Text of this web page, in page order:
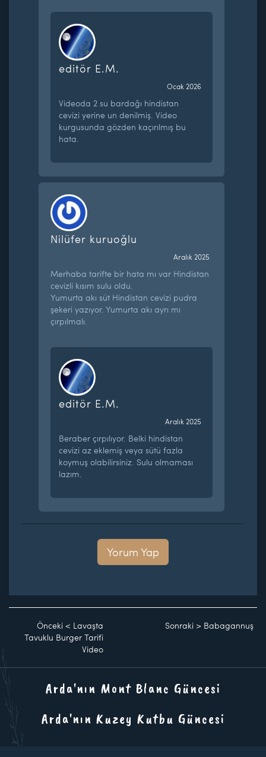
editör E.M.
Ocak 2026
Videoda 2 su bardağı hindistan
cevizi yerine un denilmiş. Video
kurgusunda gözden kaçırılmış bu
hata.
Nilüfer kuruoğlu
Aralık 2025
Merhaba tarifte bir hata mı var Hindistan
cevizli kısım sulu oldu.
Yumurta akı süt Hindistan cevizi pudra
şekeri yazıyor. Yumurta akı ayrı mı
çırpılmalı.
editör E.M.
Aralık 2025
Beraber çırpılıyor. Belki hindistan
cevizi az eklemiş veya sütü fazla
koymuş olabilirsiniz. Sulu olmaması
lazım.
Yorum Yap
Önceki < Lavaşta
Tavuklu Burger Tarifi
Video
Sonraki > Babagannuş
Arda'nın Mont Blanc Güncesi
Arda'nın Kuzey Kutbu Güncesi